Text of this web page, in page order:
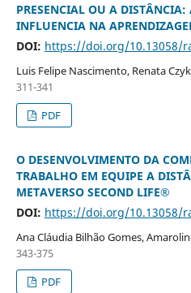
PRESENCIAL OU A
INFLUENCIA NA
DOI: https://doi.org/10.13058/
Luis Felipe Nascimento, Renata
311-341
PDF
O DESENVOLVIMENTO DA
TRABALHO EM EQUIPE A
METAVERSO SECOND LIFE®
DOI: https://doi.org/10.13058/
Ana Cláudia Bilhão Gomes,
343-375
PDF